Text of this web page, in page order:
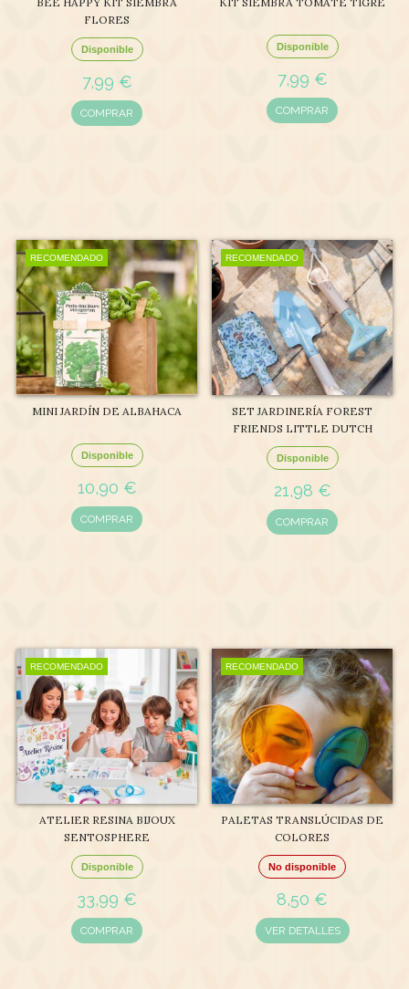
FLORES
Disponible
7,99 €
COMPRAR
Disponible
7,99 €
COMPRAR
RECOMENDADO
MINI JARDÍN DE ALBAHACA
Disponible
10,90 €
COMPRAR
RECOMENDADO
SET JARDINERÍA FOREST
FRIENDS LITTLE DUTCH
Disponible
21,98 €
COMPRAR
RECOMENDADO
ATELIER RESINA BIJOUX
SENTOSPHERE
Disponible
33,99 €
COMPRAR
RECOMENDADO
PALETAS TRANSLÚCIDAS DE
COLORES
No disponible
8,50 €
VER DETALLES